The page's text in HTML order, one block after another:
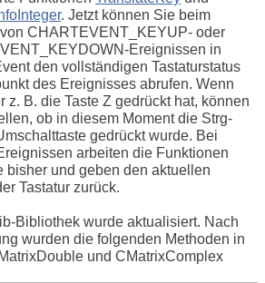
. Jetzt können Sie beim
CHARTEVENT_KEYUP- oder
Ereignissen in
den vollständigen Tastaturstatus
des Ereignisses abrufen. Wenn
z. B. die Taste Z gedrückt hat, können
ob in diesem Moment die Strg-
gedrückt wurde. Bei
arbeiten die Funktionen
bisher und geben den aktuellen
Tastatur zurück.
Bibliothek wurde aktualisiert. Nach
wurden die folgenden Methoden in
und CMatrixComplex